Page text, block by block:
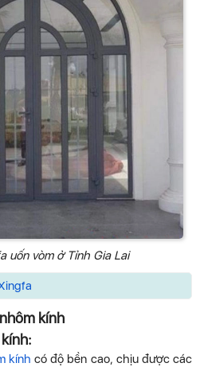
uốn vòm ở Tỉnh Gia Lai
kính
kính có độ bền cao, chịu được các